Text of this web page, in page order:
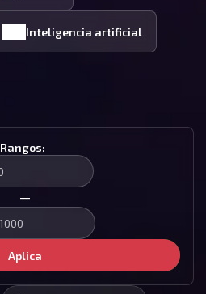
Inteligencia artificial
Rangos:
—
Aplica